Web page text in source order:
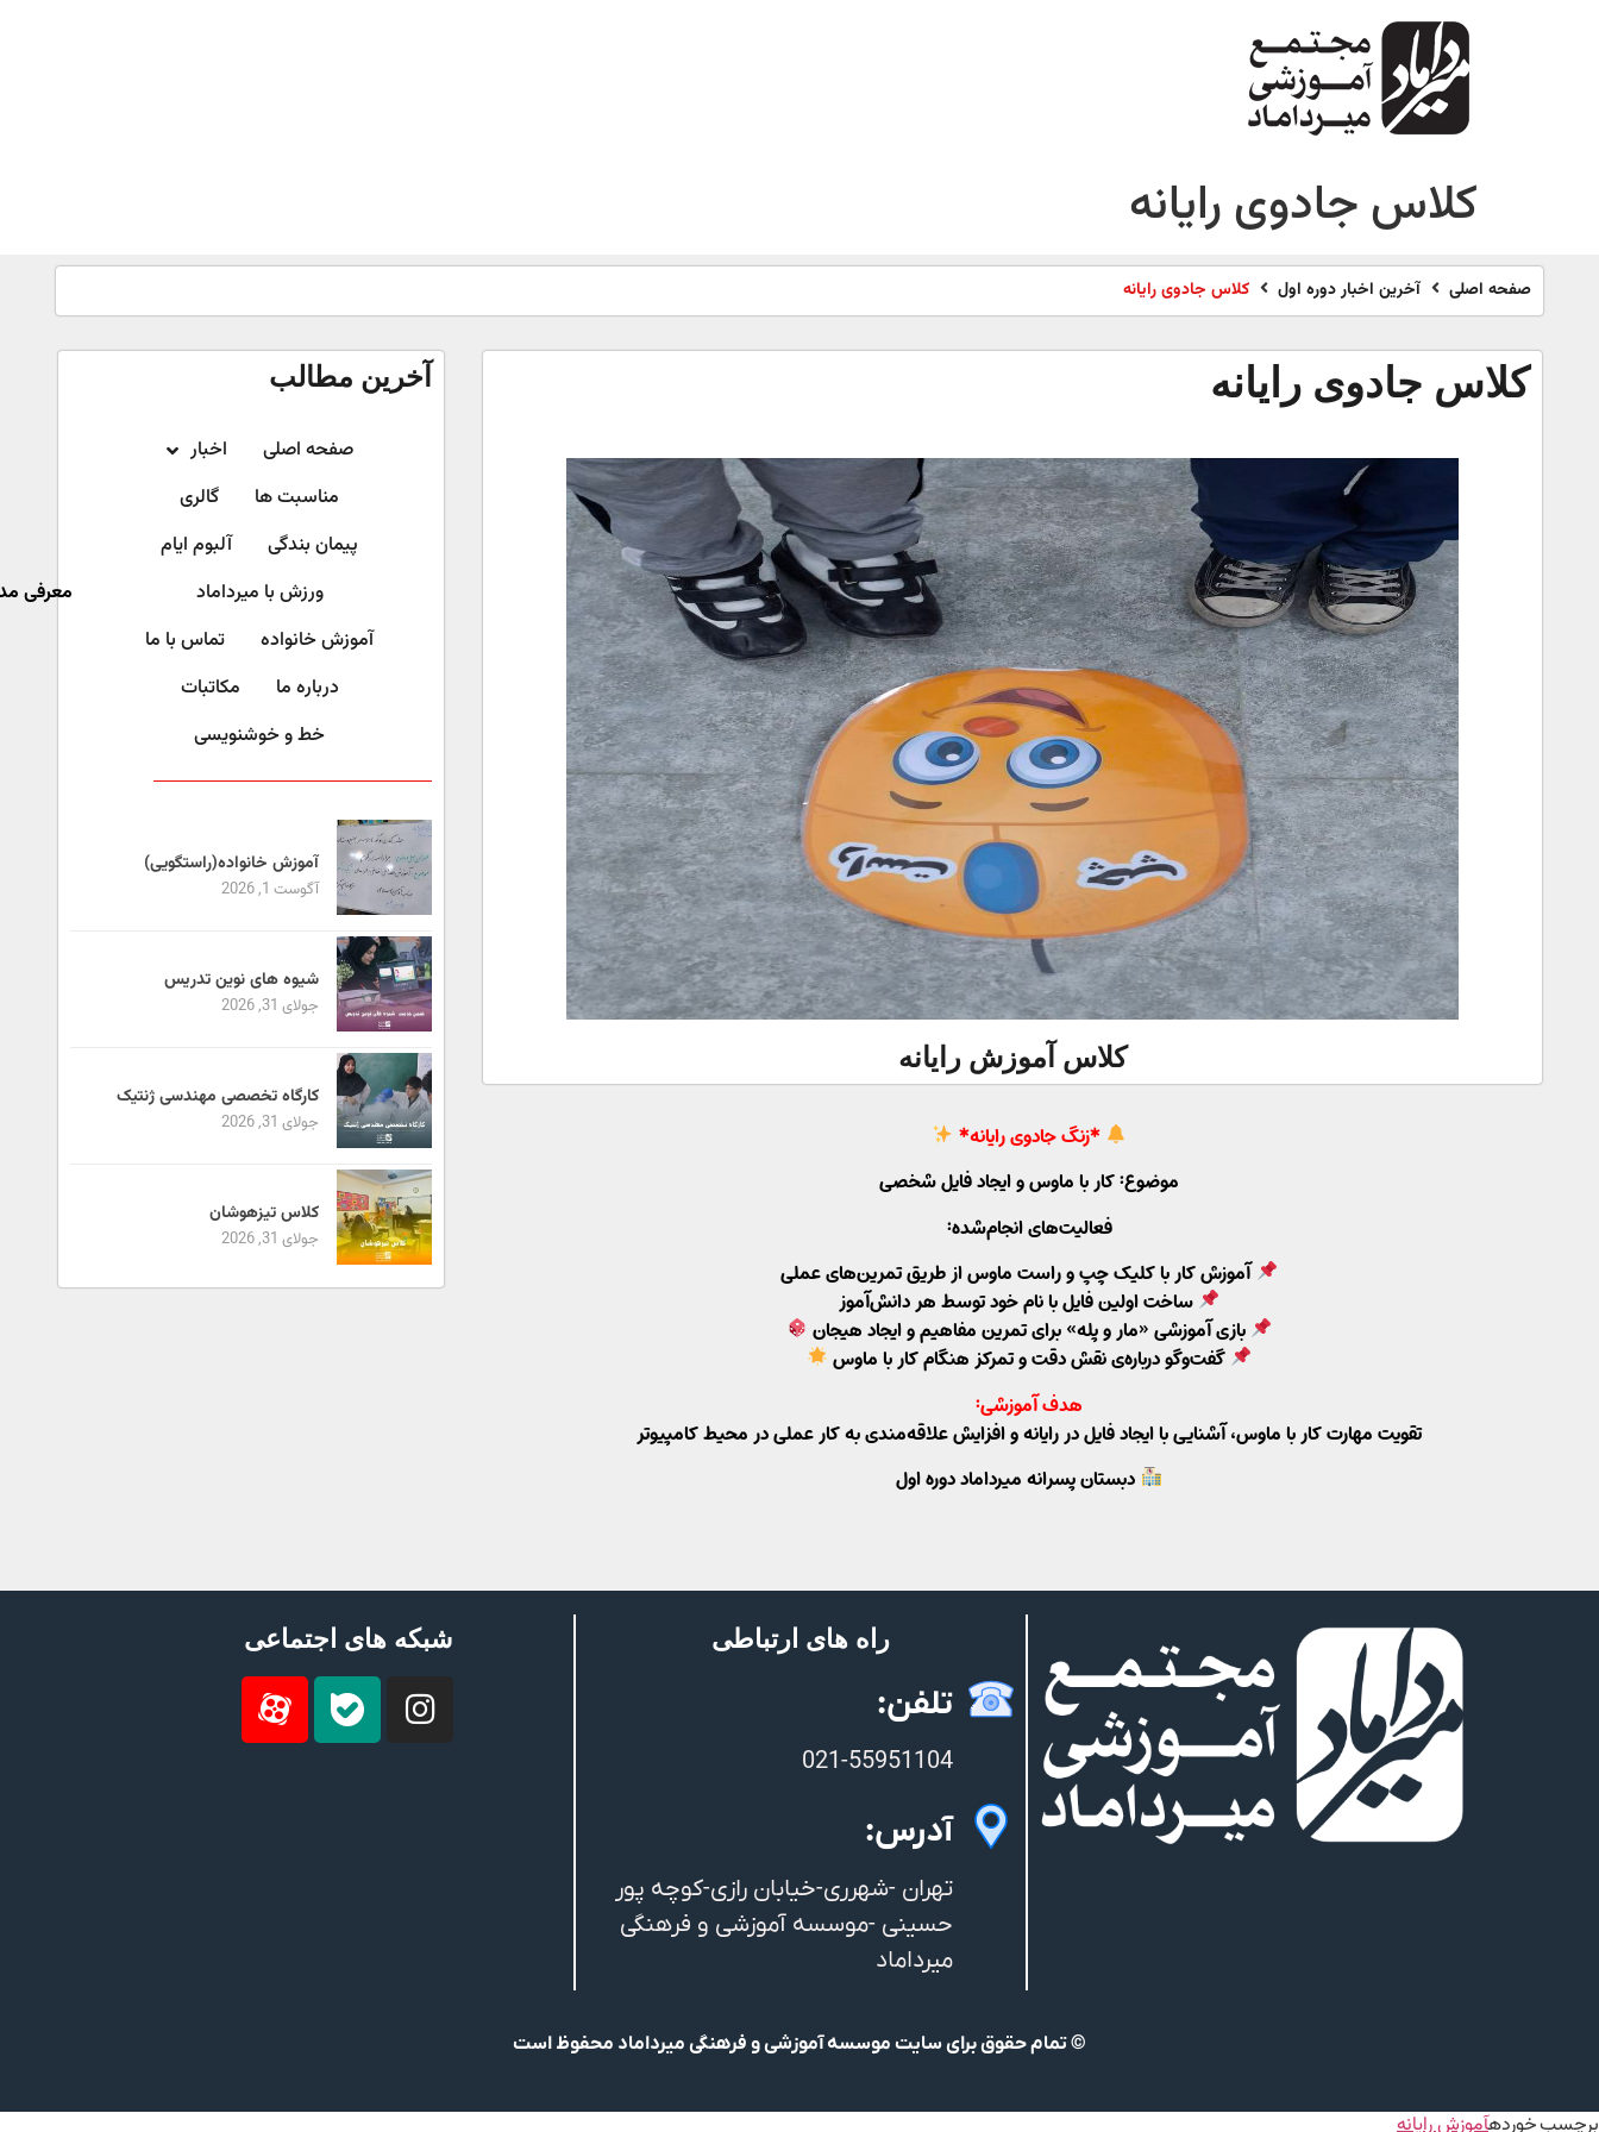
کلاس جادوی رایانه
صفحه اصلی آخرین اخبار دوره اول کلاس جادوی رایانه
کلاس جادوی رایانه
کلاس آموزش رایانه
*زنگ جادوی رایانه*
موضوع: کار با ماوس و ایجاد فایل شخصی
فعالیت‌های انجام‌شده:
آموزش کار با کلیک چپ و راست ماوس از طریق تمرین‌های عملی
ساخت اولین فایل با نام خود توسط هر دانش‌آموز
بازی آموزشی «مار و پله‌» برای تمرین مفاهیم و ایجاد هیجان
گفت‌وگو درباره‌ی نقش دقت و تمرکز هنگام کار با ماوس
هدف آموزشی:
تقویت مهارت کار با ماوس، آشنایی با ایجاد فایل در رایانه و افزایش علاقه‌مندی به کار عملی در محیط کامپیوتر
دبستان پسرانه میرداماد دوره اول
آخرین مطالب
صفحه اصلی
اخبار
مناسبت ها
گالری
پیمان بندگی
آلبوم ایام
ورزش با میرداماد​
آموزش خانواده
تماس با ما
درباره ما
مکاتبات
خط و خوشنویسی
معرفی
آموزش خانواده(راستگویی)
آگوست 1, 2026
شیوه های نوین تدریس
جولای 31, 2026
کارگاه تخصصی مهندسی ژنتیک
جولای 31, 2026
کلاس تیزهوشان
جولای 31, 2026
راه های ارتباطی
تلفن:
021-55951104
آدرس:
تهران -شهرری-خیابان رازی-کوچه پور
حسینی -موسسه آموزشی و فرهنگی
میرداماد
شبکه های اجتماعی
© تمام حقوق برای سایت موسسه آموزشی و فرهنگی میرداماد محفوظ است
برچسب خوردهآموزش رایانه